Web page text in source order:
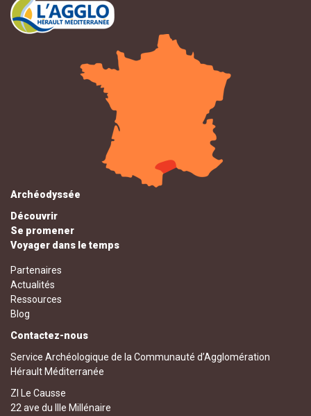
Archéodyssée
Découvrir
Se promener
Voyager dans le temps
Partenaires
Actualités
Ressources
Blog
Contactez-nous
Service Archéologique de la Communauté d’Agglomération
Hérault Méditerranée
ZI Le Causse
22 ave du IIIe Millénaire